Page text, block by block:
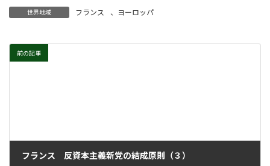
世界地域 フランス 、 ヨーロッパ
前の記事
フランス 反資本主義新党の結成原則（３）